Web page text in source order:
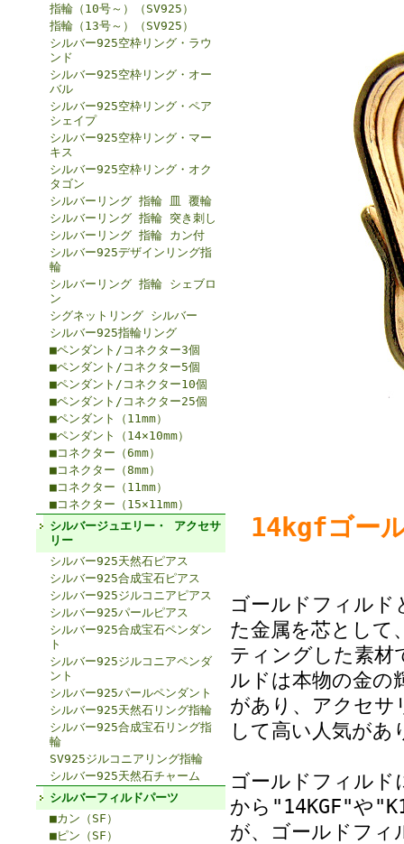
指輪（10号～）（SV925）
指輪（13号～）（SV925）
シルバー925空枠リング・ラウ
ンド
シルバー925空枠リング・オー
バル
シルバー925空枠リング・ペア
シェイプ
シルバー925空枠リング・マー
キス
シルバー925空枠リング・オク
タゴン
シルバーリング 指輪 皿 覆輪
シルバーリング 指輪 突き刺し
シルバーリング 指輪 カン付
シルバー925デザインリング指
輪
シルバーリング 指輪 シェブロ
ン
シグネットリング シルバー
シルバー925指輪リング
■ペンダント/コネクター3個
■ペンダント/コネクター5個
■ペンダント/コネクター10個
■ペンダント/コネクター25個
■ペンダント（11mm）
■ペンダント（14×10mm）
■コネクター（6mm）
■コネクター（8mm）
■コネクター（11mm）
■コネクター（15×11mm）
シルバージュエリー・ アクセサ
リー
シルバー925天然石ピアス
シルバー925合成宝石ピアス
シルバー925ジルコニアピアス
シルバー925パールピアス
シルバー925合成宝石ペンダン
ト
シルバー925ジルコニアペンダ
ント
シルバー925パールペンダント
シルバー925天然石リング指輪
シルバー925合成宝石リング指
輪
SV925ジルコニアリング指輪
シルバー925天然石チャーム
シルバーフィルドパーツ
■カン（SF）
■ピン（SF）
14kgfゴー
ゴールドフィル
た金属を芯として
ティングした素
ルドは本物の金の
があり、アクセサ
して高い人気があ
ゴールドフィル
から"14KGF"や
が、ゴールドフィ